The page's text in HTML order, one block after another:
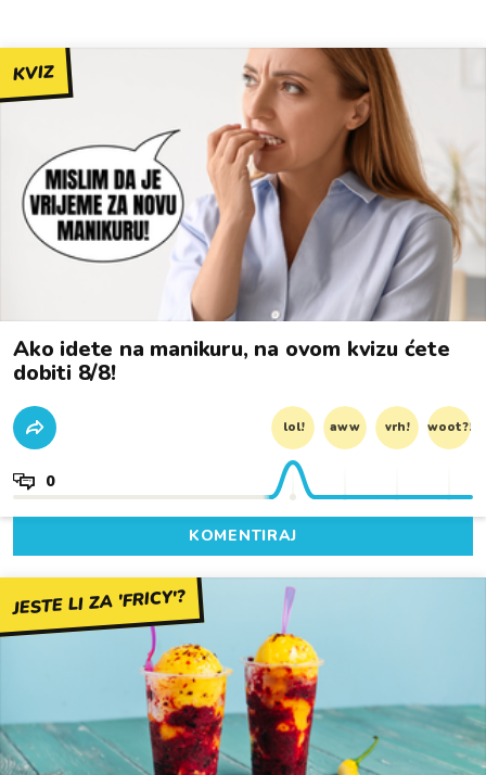
KVIZ
Ako idete na manikuru, na ovom kvizu ćete
dobiti 8/8!
lol! aww vrh! woot?!
0
KOMENTIRAJ
JESTE LI ZA 'FRICY'?